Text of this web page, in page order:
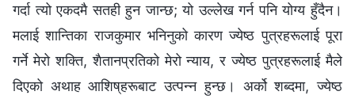
गर्दा त्यो एकदमै सतही हुन जान्छ; यो उल्लेख गर्न पनि योग्य हुँदैन।
मलाई शान्तिका राजकुमार भनिनुको कारण ज्येष्ठ पुत्रहरूलाई पूरा
गर्ने मेरो शक्ति, शैतानप्रतिको मेरो न्याय, र ज्येष्ठ पुत्रहरूलाई मैले
दिएको अथाह आशिष्‌हरूबाट उत्पन्न हुन्छ। अर्को शब्दमा, ज्येष्ठ